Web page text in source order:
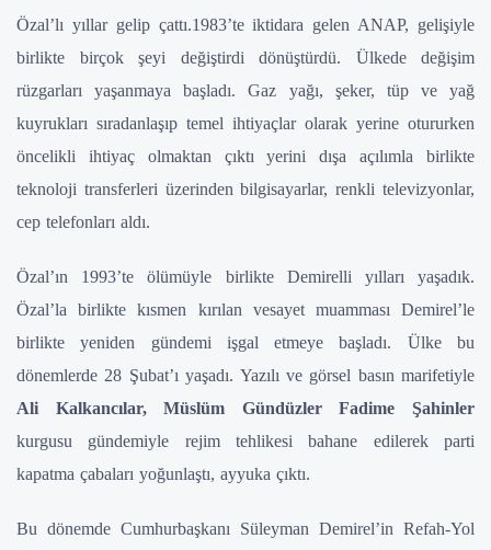
Özal’lı yıllar gelip çattı.1983’te iktidara gelen ANAP, gelişiyle
birlikte birçok şeyi değiştirdi dönüştürdü. Ülkede değişim
rüzgarları yaşanmaya başladı. Gaz yağı, şeker, tüp ve yağ
kuyrukları sıradanlaşıp temel ihtiyaçlar olarak yerine otururken
öncelikli ihtiyaç olmaktan çıktı yerini dışa açılımla birlikte
teknoloji transferleri üzerinden bilgisayarlar, renkli televizyonlar,
cep telefonları aldı.
Özal’ın 1993’te ölümüyle birlikte Demirelli yılları yaşadık.
Özal’la birlikte kısmen kırılan vesayet muamması Demirel’le
birlikte yeniden gündemi işgal etmeye başladı. Ülke bu
dönemlerde 28 Şubat’ı yaşadı. Yazılı ve görsel basın marifetiyle
Ali Kalkancılar, Müslüm Gündüzler Fadime
Şahinler
kurgusu gündemiyle rejim tehlikesi bahane edilerek parti
kapatma çabaları yoğunlaştı, ayyuka çıktı.
Bu dönemde Cumhurbaşkanı Süleyman Demirel’in Refah-Yol